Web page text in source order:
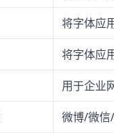
将字体应用
将字体应用
用于企业网
微博/微信/